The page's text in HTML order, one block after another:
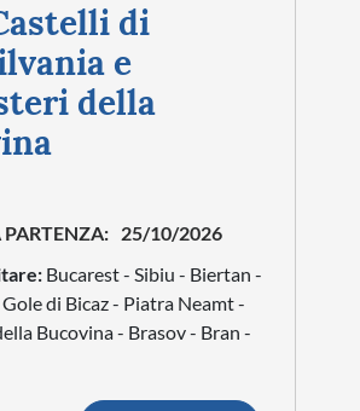
di
e
della
25/10/2026
Bucarest - Sibiu - Biertan -
di Bicaz - Piatra Neamt -
Bucovina - Brasov - Bran -